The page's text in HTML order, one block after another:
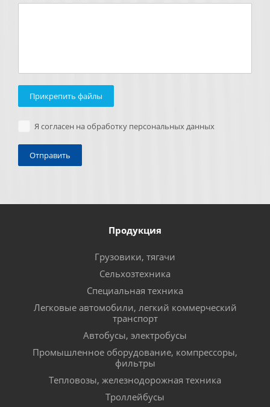
Прикрепить файлы
Я согласен на обработку персональных данных
Продукция
Грузовики, тягачи
Сельхозтехника
Специальная техника
Легковые автомобили, легкий коммерческий
транспорт
Автобусы, электробусы
Промышленное оборудование, компрессоры,
фильтры
Тепловозы, железнодорожная техника
Троллейбусы